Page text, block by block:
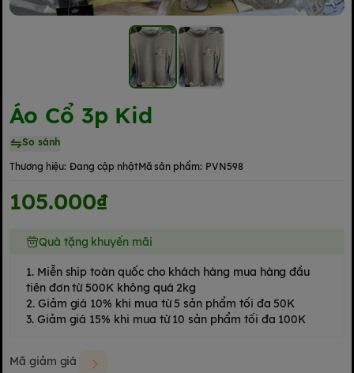
Áo Cổ 3p Kid
So sánh
Thương hiệu: Đang cập nhậtMã sản phẩm: PVN598
105.000₫
Quà tặng khuyến mãi
1. Miễn ship toàn quốc cho khách hàng mua hàng đầu
tiên đơn từ 500K không quá 2kg
2. Giảm giá 10% khi mua từ 5 sản phẩm tối đa 50K
3. Giảm giá 15% khi mua từ 10 sản phẩm tối đa 100K
Mã giảm giá